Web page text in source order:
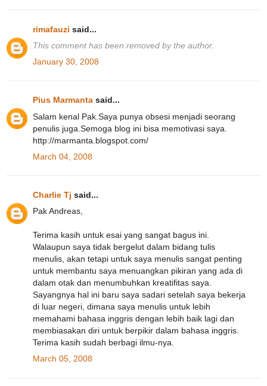
rimafauzi said...
This comment has been removed by the author.
January 30, 2008
Pius Marmanta said...
Salam kenal Pak.Saya punya obsesi menjadi seorang
penulis juga.Semoga blog ini bisa memotivasi saya.
http://marmanta.blogspot.com/
March 04, 2008
Charlie Tj said...
Pak Andreas,
Terima kasih untuk esai yang sangat bagus ini.
Walaupun saya tidak bergelut dalam bidang tulis
menulis, akan tetapi untuk saya menulis sangat penting
untuk membantu saya menuangkan pikiran yang ada di
dalam otak dan menumbuhkan kreatifitas saya.
Sayangnya hal ini baru saya sadari setelah saya bekerja
di luar negeri, dimana saya menulis untuk lebih
memahami bahasa inggris dengan lebih baik lagi dan
membiasakan diri untuk berpikir dalam bahasa inggris.
Terima kasih sudah berbagi ilmu-nya.
March 05, 2008